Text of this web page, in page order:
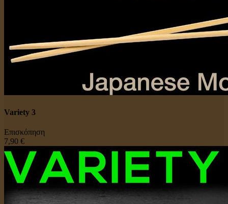
Variety 3
Επισκόπηση
7,90 €